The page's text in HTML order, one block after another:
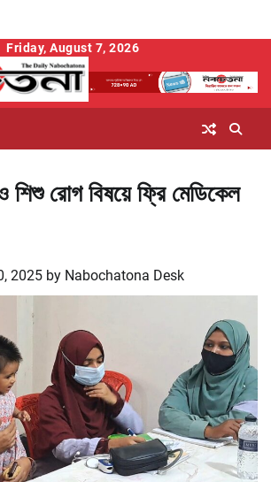
Friday, August 7, 2026
শিশু রোগ বিষয়ে ফ্রি মেডিকেল
2025 by Nabochatona Desk